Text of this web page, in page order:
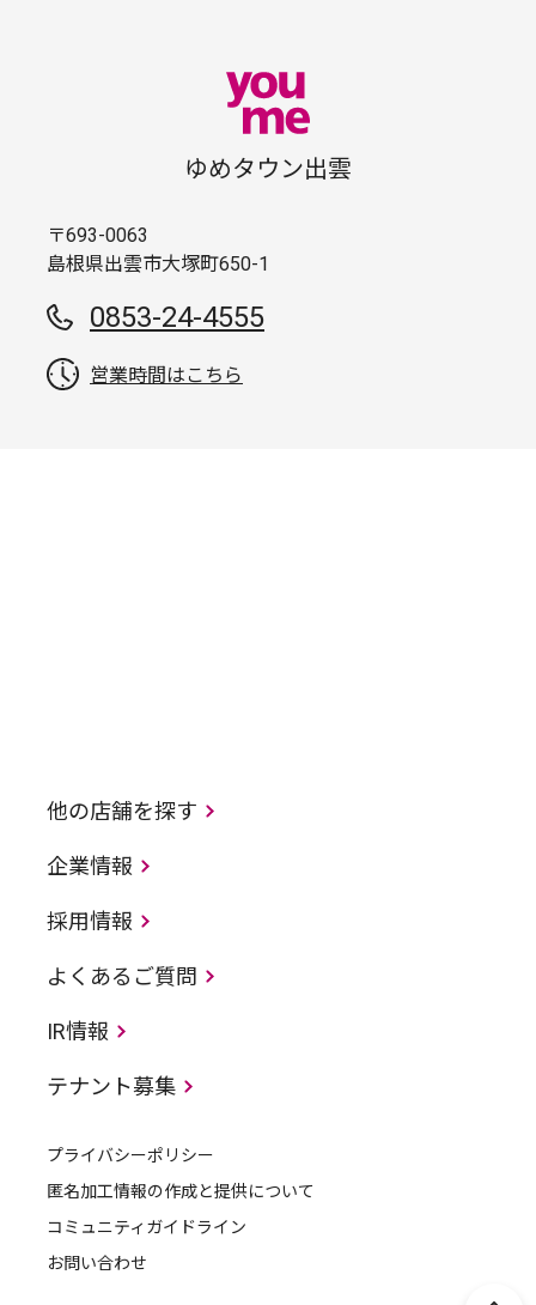
ゆめタウン出雲
〒693-0063
島根県出雲市大塚町650-1
0853-24-4555
営業時間はこちら
他の店舗を探す
企業情報
採用情報
よくあるご質問
IR情報
テナント募集
プライバシーポリシー
匿名加工情報の作成と提供について
コミュニティガイドライン
お問い合わせ